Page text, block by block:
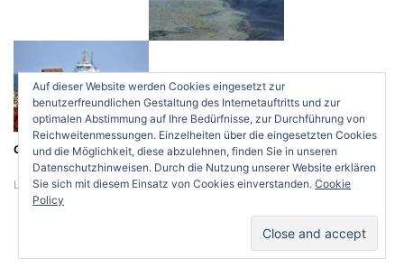
Gefällt mir:
Lädt…
Auf dieser Website werden Cookies eingesetzt zur
benutzerfreundlichen Gestaltung des Internetauftritts und zur
optimalen Abstimmung auf Ihre Bedürfnisse, zur Durchführung von
Reichweitenmessungen. Einzelheiten über die eingesetzten Cookies
und die Möglichkeit, diese abzulehnen, finden Sie in unseren
Datenschutzhinweisen. Durch die Nutzung unserer Website erklären
Sie sich mit diesem Einsatz von Cookies einverstanden. Cookie
Policy